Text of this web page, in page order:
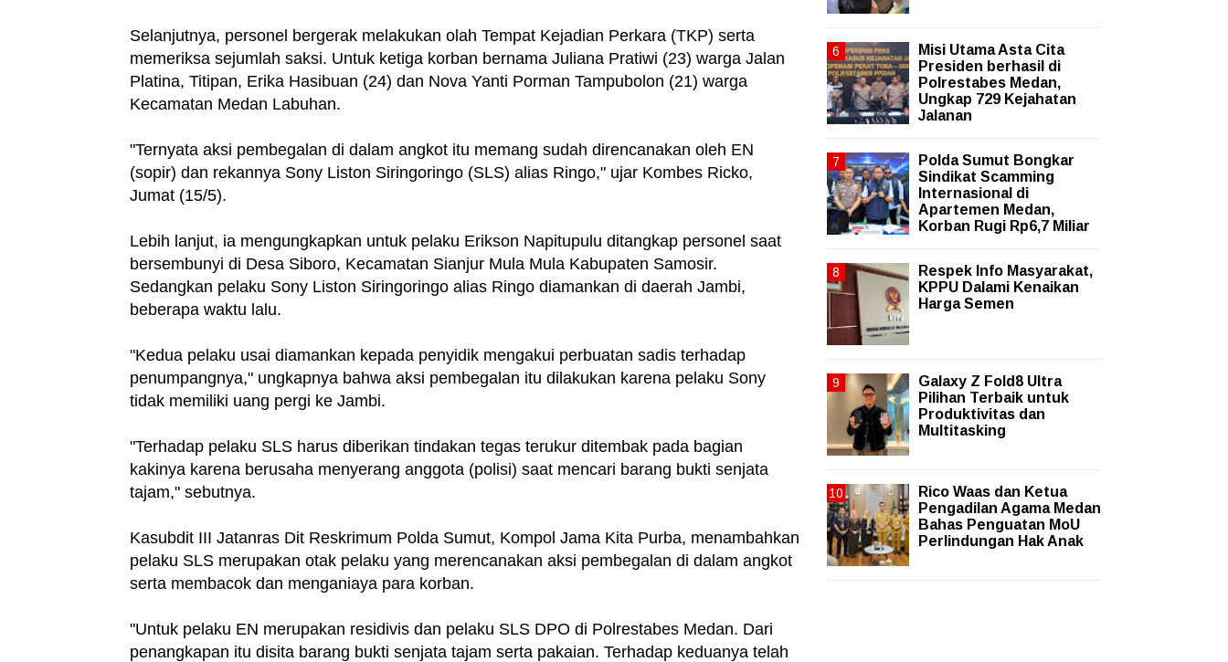
Selanjutnya, personel bergerak melakukan olah Tempat Kejadian Perkara (TKP) serta
memeriksa sejumlah saksi. Untuk ketiga korban bernama Juliana Pratiwi (23) warga Jalan
Platina, Titipan, Erika Hasibuan (24) dan Nova Yanti Porman Tampubolon (21) warga
Kecamatan Medan Labuhan.
"Ternyata aksi pembegalan di dalam angkot itu memang sudah direncanakan oleh EN
(sopir) dan rekannya Sony Liston Siringoringo (SLS) alias Ringo," ujar Kombes Ricko,
Jumat (15/5).
Lebih lanjut, ia mengungkapkan untuk pelaku Erikson Napitupulu ditangkap personel saat
bersembunyi di Desa Siboro, Kecamatan Sianjur Mula Mula Kabupaten Samosir.
Sedangkan pelaku Sony Liston Siringoringo alias Ringo diamankan di daerah Jambi,
beberapa waktu lalu.
"Kedua pelaku usai diamankan kepada penyidik mengakui perbuatan sadis terhadap
penumpangnya," ungkapnya bahwa aksi pembegalan itu dilakukan karena pelaku Sony
tidak memiliki uang pergi ke Jambi.
"Terhadap pelaku SLS harus diberikan tindakan tegas terukur ditembak pada bagian
kakinya karena berusaha menyerang anggota (polisi) saat mencari barang bukti senjata
tajam," sebutnya.
Kasubdit III Jatanras Dit Reskrimum Polda Sumut, Kompol Jama Kita Purba, menambahkan
pelaku SLS merupakan otak pelaku yang merencanakan aksi pembegalan di dalam angkot
serta membacok dan menganiaya para korban.
"Untuk pelaku EN merupakan residivis dan pelaku SLS DPO di Polrestabes Medan. Dari
penangkapan itu disita barang bukti senjata tajam serta pakaian. Terhadap keduanya telah
Misi Utama Asta Cita
Presiden berhasil di
Polrestabes Medan,
Ungkap 729 Kejahatan
Jalanan
Polda Sumut Bongkar
Sindikat Scamming
Internasional di
Apartemen Medan,
Korban Rugi Rp6,7 Miliar
Respek Info Masyarakat,
KPPU Dalami Kenaikan
Harga Semen
Galaxy Z Fold8 Ultra
Pilihan Terbaik untuk
Produktivitas dan
Multitasking
Rico Waas dan Ketua
Pengadilan Agama Medan
Bahas Penguatan MoU
Perlindungan Hak Anak